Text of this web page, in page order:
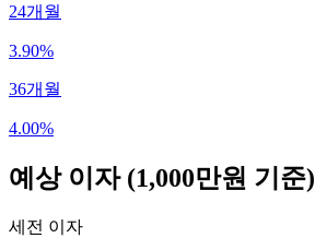
24개월
3.90%
36개월
4.00%
예상 이자 (1,000만원 기준)
세전 이자